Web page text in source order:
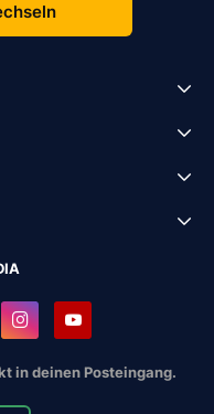
in deinen Posteingang.